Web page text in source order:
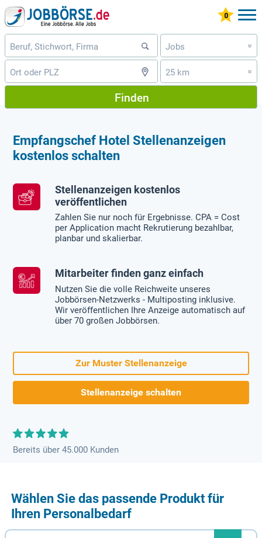
Jobs »
25 km »
Finden
Empfangschef Hotel Stellenanzeigen
kostenlos schalten
Stellenanzeigen kostenlos
veröffentlichen
Zahlen Sie nur noch für Ergebnisse. CPA = Cost
per Application macht Rekrutierung bezahlbar,
planbar und skalierbar.
Mitarbeiter finden ganz einfach
Nutzen Sie die volle Reichweite unseres
Jobbörsen-Netzwerks - Multiposting inklusive.
Wir veröffentlichen Ihre Anzeige automatisch auf
über 70 großen Jobbörsen.
Zur Muster Stellenanzeige
Stellenanzeige schalten
Bereits über 45.000 Kunden
Wählen Sie das passende Produkt für
Ihren Personalbedarf